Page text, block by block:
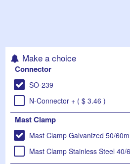
Make a choice
Connector
SO-239
N-Connector + ( $ 3.46 )
Mast Clamp
Mast Clamp Galvanized 50/
Mast Clamp Stainless Steel 40/